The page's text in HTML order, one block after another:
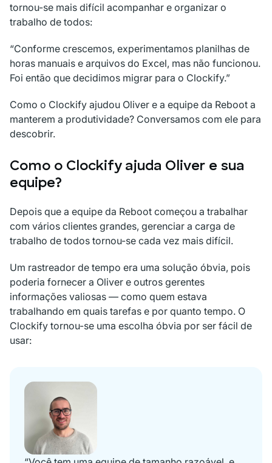
tornou-se mais difícil acompanhar e organizar o
trabalho de todos:
“Conforme crescemos, experimentamos planilhas de
horas manuais e arquivos do Excel, mas não funcionou.
Foi então que decidimos migrar para o Clockify.”
Como o Clockify ajudou Oliver e a equipe da Reboot a
manterem a produtividade? Conversamos com ele para
descobrir.
Como o Clockify ajuda Oliver e sua
equipe?
Depois que a equipe da Reboot começou a trabalhar
com vários clientes grandes, gerenciar a carga de
trabalho de todos tornou-se cada vez mais difícil.
Um rastreador de tempo era uma solução óbvia, pois
poderia fornecer a Oliver e outros gerentes
informações valiosas — como quem estava
trabalhando em quais tarefas e por quanto tempo. O
Clockify tornou-se uma escolha óbvia por ser fácil de
usar: